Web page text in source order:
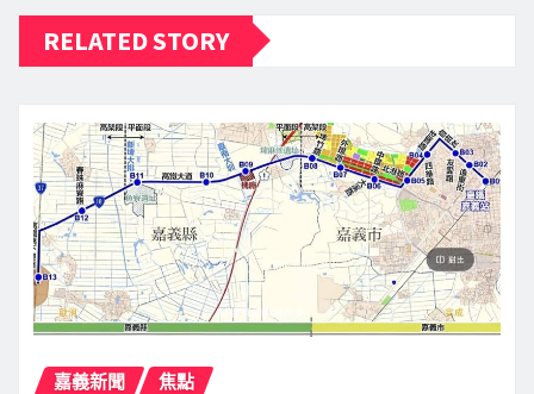
RELATED STORY
嘉義新聞 焦點